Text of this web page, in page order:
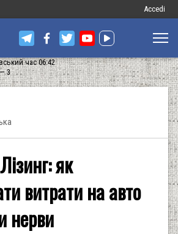
Меню
запису
Accedi
час 06:42
3
як
витрати на авто
нерви